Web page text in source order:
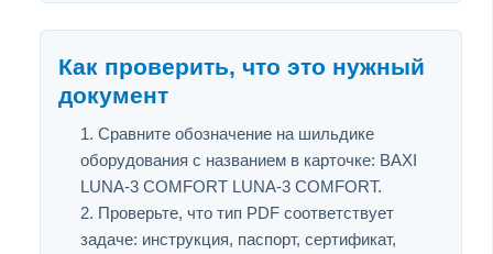
Как проверить, что это нужный
документ
Сравните обозначение на шильдике
оборудования с названием в карточке: BAXI
LUNA-3 COMFORT LUNA-3 COMFORT.
Проверьте, что тип PDF соответствует
задаче: инструкция, паспорт, сертификат,